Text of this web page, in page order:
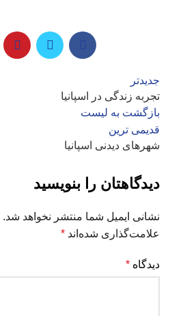
جدیدتر
تجربه زندگی در اسپانیا
بازگشت به لیست
قدیمی ترین
شهرهای دیدنی اسپانیا
دیدگاهتان را بنویسید
نشانی ایمیل شما منتشر نخواهد شد.
علامت‌گذاری شده‌اند *
دیدگاه *